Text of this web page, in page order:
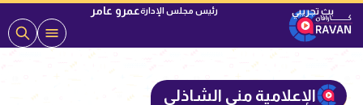
رئيس مجلس الإدارةعمرو عامر
الإعلامية منى الشاذلي